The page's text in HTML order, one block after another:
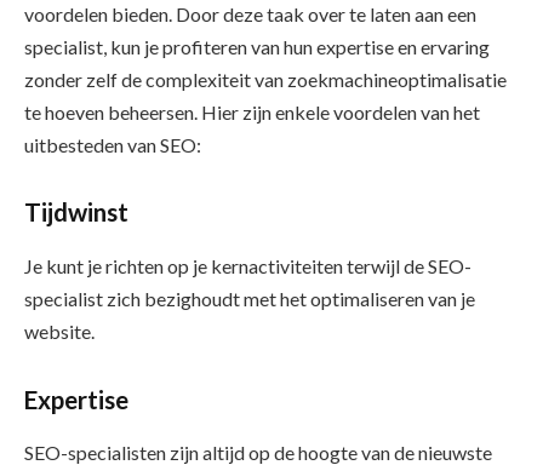
voordelen bieden. Door deze taak over te laten aan een
specialist, kun je profiteren van hun expertise en ervaring
zonder zelf de complexiteit van zoekmachineoptimalisatie
te hoeven beheersen. Hier zijn enkele voordelen van het
uitbesteden van SEO:
Tijdwinst
Je kunt je richten op je kernactiviteiten terwijl de SEO-
specialist zich bezighoudt met het optimaliseren van je
website.
Expertise
SEO-specialisten zijn altijd op de hoogte van de nieuwste